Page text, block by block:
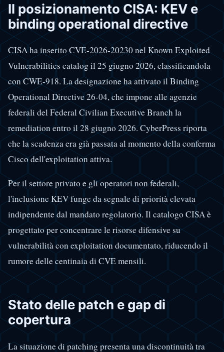
Il posizionamento CISA: KEV e
binding operational directive
CISA ha inserito CVE-2026-20230 nel Known Exploited
Vulnerabilities catalog il 25 giugno 2026, classificandola
con CWE-918. La designazione ha attivato il Binding
Operational Directive 26-04, che impone alle agenzie
federali del Federal Civilian Executive Branch la
remediation entro il 28 giugno 2026. CyberPress riporta
che la scadenza era già passata al momento della conferma
Cisco dell'exploitation attiva.
Per il settore privato e gli operatori non federali,
l'inclusione KEV funge da segnale di priorità elevata
indipendente dal mandato regolatorio. Il catalogo CISA è
progettato per concentrare le risorse difensive su
vulnerabilità con exploitation documentato, riducendo il
rumore delle centinaia di CVE mensili.
Stato delle patch e gap di
copertura
La situazione di patching presenta una discontinuità tra